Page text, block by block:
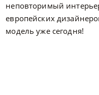
неповторимый
европейских
модель уже сегодня!